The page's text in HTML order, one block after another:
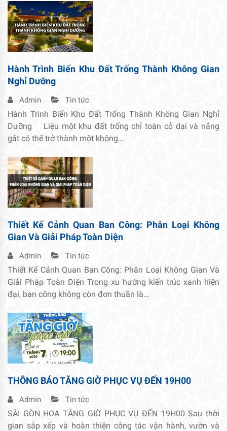
Hành Trình Biến Khu Đất Trống Thành Không Gian
Nghỉ Dưỡng
Admin Tin tức
Hành Trình Biến Khu Đất Trống Thành Không Gian Nghỉ
Dưỡng Liệu một khu đất trống chỉ toàn cỏ dại và nắng
gắt có thể trở thành một không…
Thiết Kế Cảnh Quan Ban Công: Phân Loại Không
Gian Và Giải Pháp Toàn Diện
Admin Tin tức
Thiết Kế Cảnh Quan Ban Công: Phân Loại Không Gian Và
Giải Pháp Toàn Diện Trong xu hướng kiến trúc xanh hiện
đại, ban công không còn đơn thuần là…
THÔNG BÁO TĂNG GIỜ PHỤC VỤ ĐẾN 19H00
Admin Tin tức
SÀI GÒN HOA TĂNG GIỜ PHỤC VỤ ĐẾN 19H00 Sau thời
gian sắp xếp và hoàn thiện công tác vận hành, vườn và